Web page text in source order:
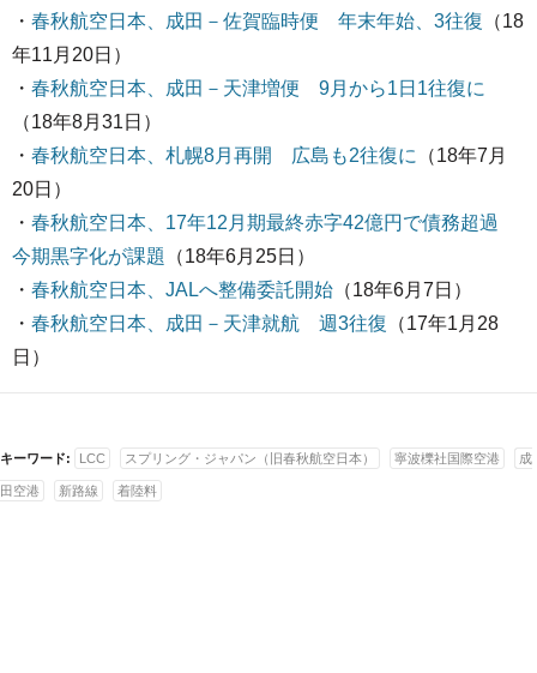
・ 春秋航空日本、成田－佐賀臨時便 年末年始、3往復 （18
年11月20日）
・ 春秋航空日本、成田－天津増便 9月から1日1往復に
（18年8月31日）
・ 春秋航空日本、札幌8月再開 広島も2往復に
（18年7月
20日）
・ 春秋航空日本、17年12月期最終赤字42億円で債務超過
今期黒字化が課題
（18年6月25日）
・ 春秋航空日本、JALへ整備委託開始 （18年6月7日）
・ 春秋航空日本、成田－天津就航 週3往復 （17年1月28
日）
キーワード: LCC スプリング・ジャパン（旧春秋航空日本） 寧波櫟社国際空港 成
田空港 新路線 着陸料